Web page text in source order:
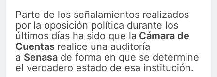
Parte de los señalamientos realizados
por la oposición política durante los
últimos días ha sido que la Cámara de
Cuentas realice una auditoría
a Senasa de forma en que se determine
el verdadero estado de esa institución.